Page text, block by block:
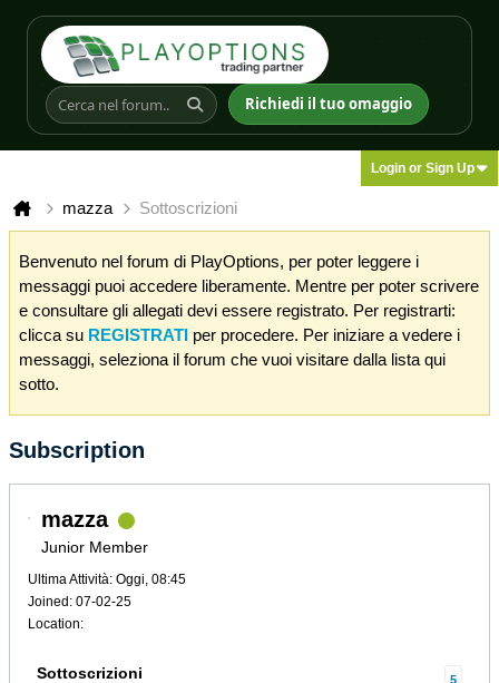
Richiedi il tuo omaggio
Login or Sign Up
mazza Sottoscrizioni
Benvenuto nel forum di PlayOptions, per poter leggere i
messaggi puoi accedere liberamente. Mentre per poter scrivere
e consultare gli allegati devi essere registrato. Per registrarti:
clicca su REGISTRATI per procedere. Per iniziare a vedere i
messaggi, seleziona il forum che vuoi visitare dalla lista qui
sotto.
Subscription
mazza
Junior Member
Ultima Attività: Oggi, 08:45
Joined: 07-02-25
Location:
Sottoscrizioni 5